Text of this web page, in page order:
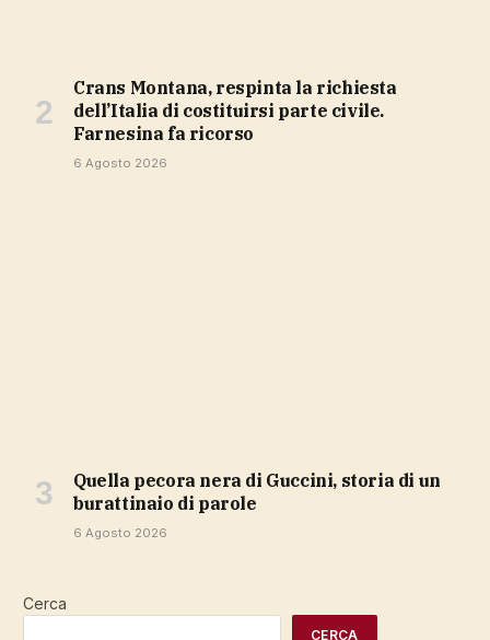
Crans Montana, respinta la richiesta
dell’Italia di costituirsi parte civile.
Farnesina fa ricorso
6 Agosto 2026
Quella pecora nera di Guccini, storia di un
burattinaio di parole
6 Agosto 2026
Cerca
CERCA